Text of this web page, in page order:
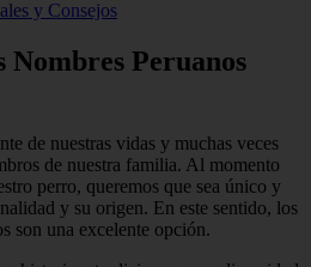
y Consejos
Peruanos
de nuestras vidas y muchas veces
de nuestra familia. Al momento
perro, queremos que sea único y
y su origen. En este sentido, los
son una excelente opción.